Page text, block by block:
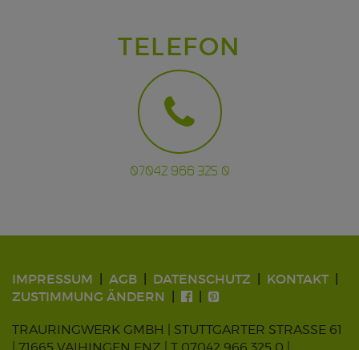
TELEFON
07042 966 325 0
IMPRESSUM AGB DATENSCHUTZ
KONTAKT
ZUSTIMMUNG ÄNDERN
TRAURINGWERK GMBH | STUTTGARTER STRASSE 61